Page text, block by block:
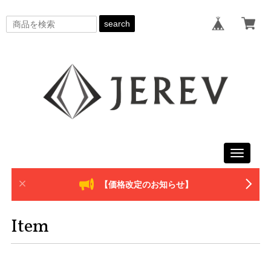
search
Toggle
【価格改定のお知らせ】
Item